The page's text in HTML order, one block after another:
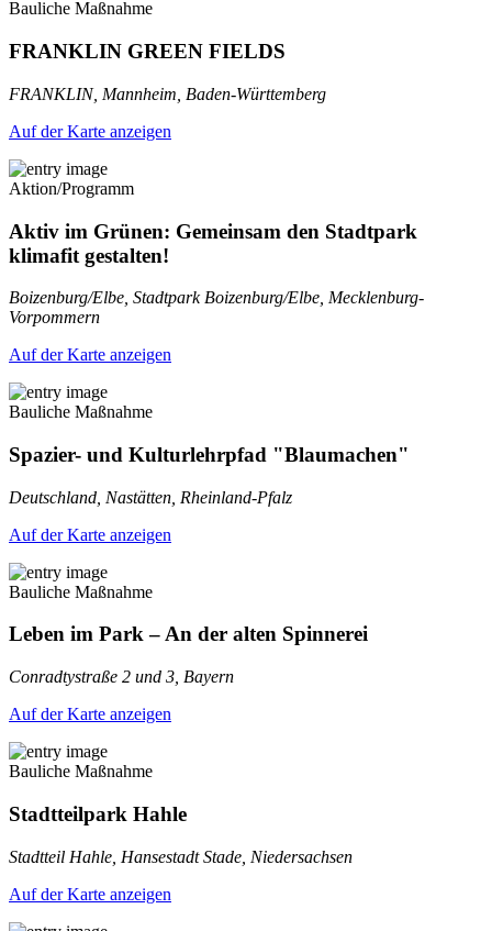
Bauliche Maßnahme
FRANKLIN GREEN FIELDS
FRANKLIN, Mannheim, Baden-Württemberg
Auf der Karte anzeigen
Aktion/Programm
Aktiv im Grünen: Gemeinsam den Stadtpark
klimafit gestalten!
Boizenburg/Elbe, Stadtpark Boizenburg/Elbe, Mecklenburg-
Vorpommern
Auf der Karte anzeigen
Bauliche Maßnahme
Spazier- und Kulturlehrpfad "Blaumachen"
Deutschland, Nastätten, Rheinland-Pfalz
Auf der Karte anzeigen
Bauliche Maßnahme
Leben im Park – An der alten Spinnerei
Conradtystraße 2 und 3, Bayern
Auf der Karte anzeigen
Bauliche Maßnahme
Stadtteilpark Hahle
Stadtteil Hahle, Hansestadt Stade, Niedersachsen
Auf der Karte anzeigen